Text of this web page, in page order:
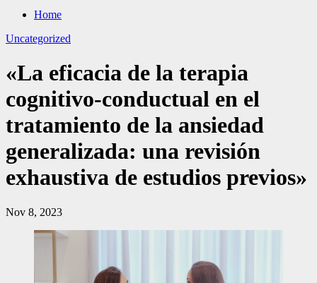
Home
Uncategorized
«La eficacia de la terapia
cognitivo-conductual en el
tratamiento de la ansiedad
generalizada: una revisión
exhaustiva de estudios previos»
Nov 8, 2023